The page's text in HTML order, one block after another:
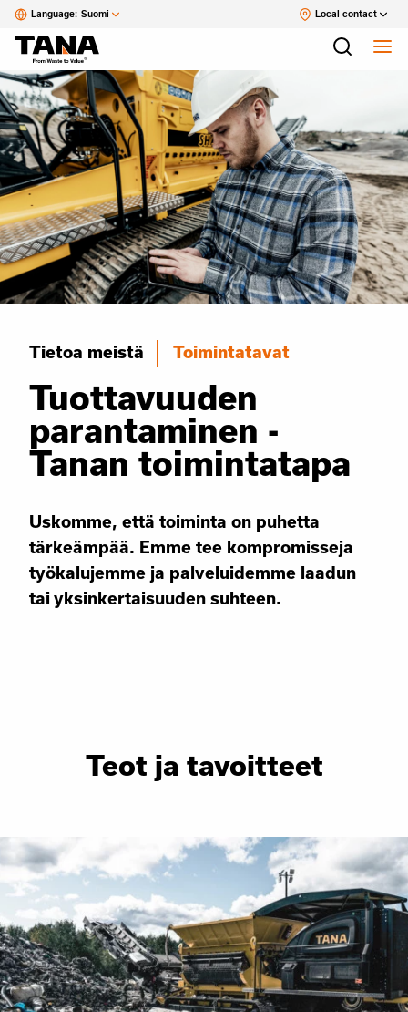
Language: Suomi Local contact
Tietoa meistä Toimintatavat
Tuottavuuden
parantaminen -
Tanan toimintatapa
Uskomme, että toiminta on puhetta
tärkeämpää. Emme tee kompromisseja
työkalujemme ja palveluidemme laadun
tai yksinkertaisuuden suhteen.
Teot ja tavoitteet